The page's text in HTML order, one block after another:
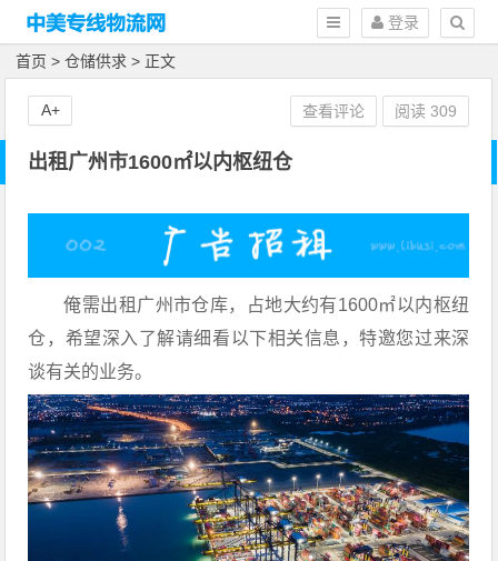
登录
首页 >仓储供求 > 正文
出租广州市1600㎡以内枢纽仓
俺需出租广州市仓库，占地大约有1600㎡以内枢纽
仓，希望深入了解请细看以下相关信息，特邀您过来深
谈有关的业务。
查看评论 阅读309
A+